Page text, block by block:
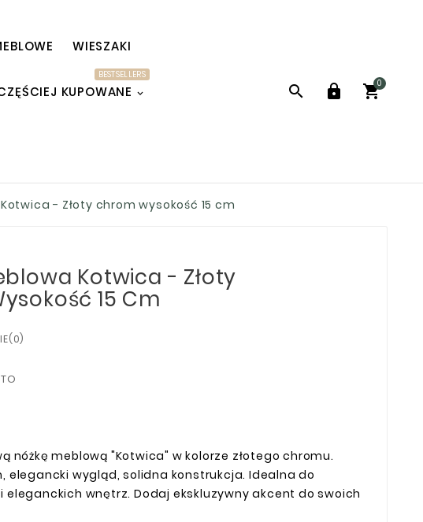
WIESZAKI
KUPOWANE
BESTSELLERS
  
0
- Złoty chrom wysokość 15 cm
Kotwica - Złoty
15 Cm
nóżkę meblową "Kotwica" w kolorze złotego chromu.
elegancki wygląd, solidna konstrukcja. Idealna do
eleganckich wnętrz. Dodaj ekskluzywny akcent do swoich